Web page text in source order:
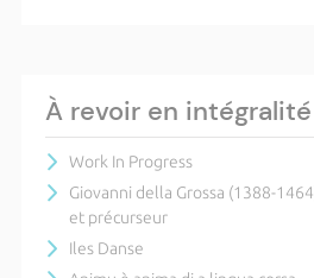
À revoir en intégralité
Work In Progress
Giovanni della Grossa (1388-
et précurseur
Iles Danse